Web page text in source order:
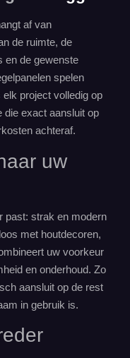
af van
de ruimte, de
en de gewenste
spelen
project volledig op
die exact aansluit op
achteraf.
uw
past: strak en modern
met houtdecoren,
uw voorkeur
en onderhoud. Zo
aansluit op de rest
in gebruik is.